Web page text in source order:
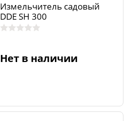
Измельчитель садовый
DDE SH 300
Нет в наличии